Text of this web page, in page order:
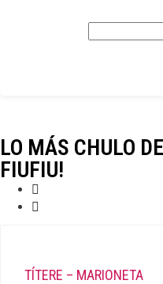
LO MÁS CHULO
FIUFIU!
TÍTERE – MARIONETA